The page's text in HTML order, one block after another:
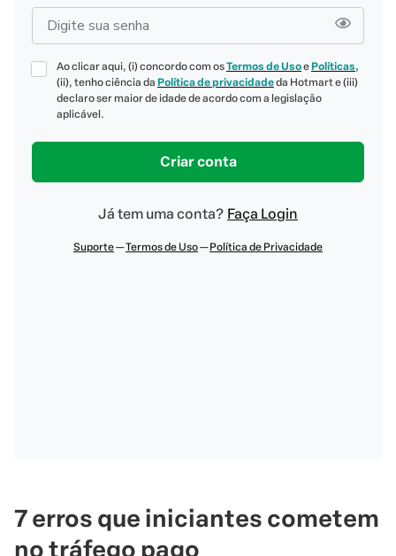
7 erros que iniciantes cometem
no tráfego pago